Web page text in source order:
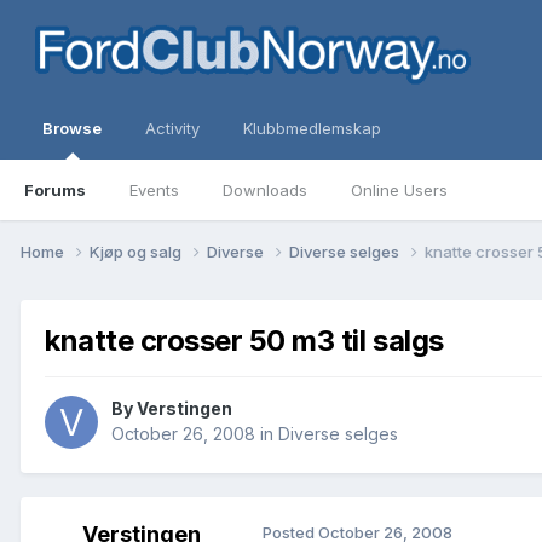
Browse
Forums Events Downloads Online Users
Activity Klubbmedlemskap
Home Kjøp og salg Diverse Diverse selges knatte crosser
knatte crosser 50 m3 til salgs
ByVerstingen
October 26, 2008 in Diverse selges
Verstingen Posted October 26, 2008